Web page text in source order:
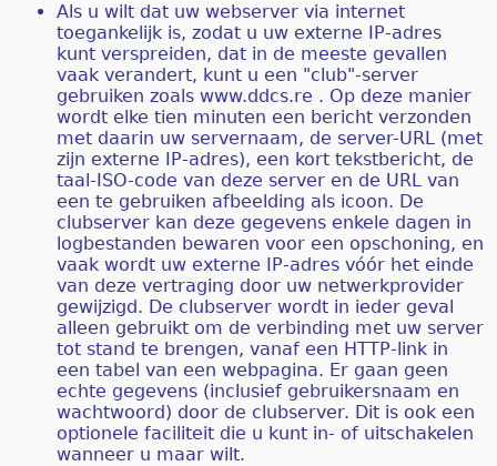
Als u wilt dat uw webserver via internet
toegankelijk is, zodat u uw externe IP-adres
kunt verspreiden, dat in de meeste gevallen
vaak verandert, kunt u een "club"-server
gebruiken zoals www.ddcs.re . Op deze manier
wordt elke tien minuten een bericht verzonden
met daarin uw servernaam, de server-URL (met
zijn externe IP-adres), een kort tekstbericht, de
taal-ISO-code van deze server en de URL van
een te gebruiken afbeelding als icoon. De
clubserver kan deze gegevens enkele dagen in
logbestanden bewaren voor een opschoning, en
vaak wordt uw externe IP-adres vóór het einde
van deze vertraging door uw netwerkprovider
gewijzigd. De clubserver wordt in ieder geval
alleen gebruikt om de verbinding met uw server
tot stand te brengen, vanaf een HTTP-link in
een tabel van een webpagina. Er gaan geen
echte gegevens (inclusief gebruikersnaam en
wachtwoord) door de clubserver. Dit is ook een
optionele faciliteit die u kunt in- of uitschakelen
wanneer u maar wilt.